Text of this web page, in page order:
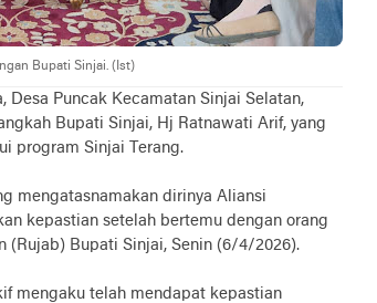
Bupati Sinjai. (Ist)
Desa Puncak Kecamatan Sinjai Selatan,
Bupati Sinjai, Hj Ratnawati Arif, yang
program Sinjai Terang.
mengatasnamakan dirinya Aliansi
kepastian setelah bertemu dengan orang
(Rujab) Bupati Sinjai, Senin (6/4/2026).
mengaku telah mendapat kepastian